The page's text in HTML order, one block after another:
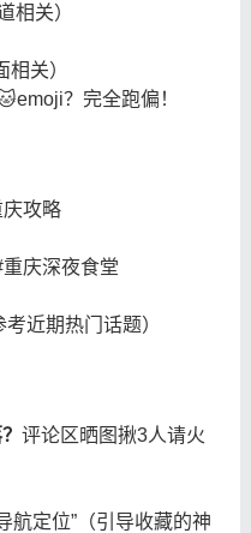
相关）
关）
？完全跑偏！
攻略
庆深夜食堂
近期热门话题）
评论区晒图揪3人请火
航定位”（引导收藏的神